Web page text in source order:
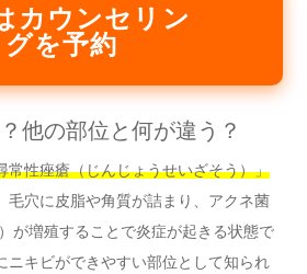
カウンセリン
グを予約
他の部位と何が違う？
常性痤瘡（じんじょうせいざそう）」
毛穴に皮脂や角質が詰まり、アクネ菌
が増殖することで炎症が起きる状態で
ニキビができやすい部位として知られ